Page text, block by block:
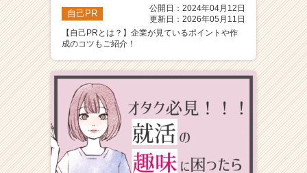
自己PR
公開日：2024年04月12日
更新日：2026年05月11日
【自己PRとは？】企業が見ているポイントや作
成のコツもご紹介！